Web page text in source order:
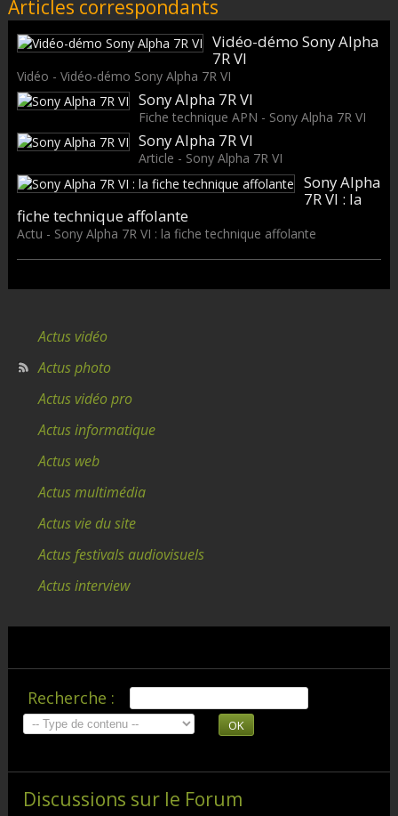
Articles correspondants
Vidéo-démo Sony Alpha
7R VI
Vidéo - Vidéo-démo Sony Alpha 7R VI
Sony Alpha 7R VI
Fiche technique APN - Sony Alpha 7R VI
Sony Alpha 7R VI
Article - Sony Alpha 7R VI
Sony Alpha
7R VI : la
fiche technique affolante
Actu - Sony Alpha 7R VI : la fiche technique affolante
Actus vidéo
Actus photo
Actus vidéo pro
Actus informatique
Actus web
Actus multimédia
Actus vie du site
Actus festivals audiovisuels
Actus interview
Recherche :
OK
Discussions sur le Forum